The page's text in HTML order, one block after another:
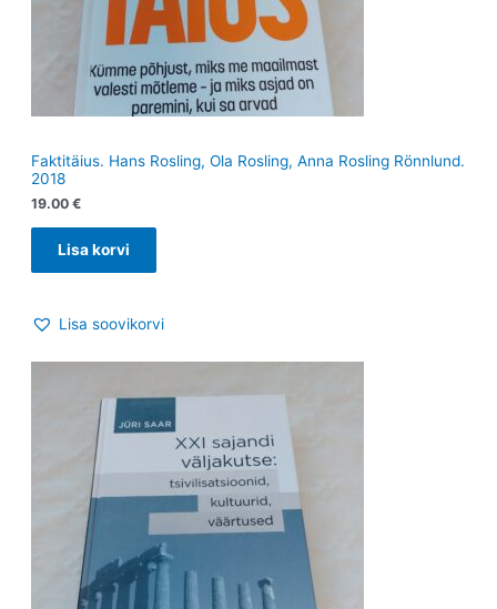
Faktitäius. Hans Rosling, Ola Rosling, Anna Rosling Rönnlund.
2018
19.00 €
Lisa korvi
Lisa soovikorvi